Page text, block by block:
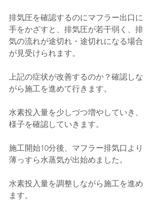
排気圧を確認するのにマフラー出口に
手をかざすと、排気圧が若干弱く、排
気の流れが途切れ・途切れになる場合
が見受けられます。
上記の症状が改善するのか？確認しな
がら施工を進めて行きます。
水素投入量を少しづつ増やしていき、
様子を確認していきます。
施工開始10分後、マフラー排気口より
薄っすら水蒸気が出始めました。
水素投入量を調整しながら施工を進め
ます。